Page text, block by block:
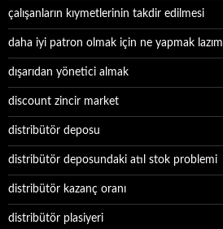
çalışanların kıymetlerinin takdir edilmesi
daha iyi patron olmak için ne yapmak lazım
dışarıdan yönetici almak
discount zincir market
distribütör deposu
distribütör deposundaki atıl stok problemi
distribütör kazanç oranı
distribütör plasiyeri